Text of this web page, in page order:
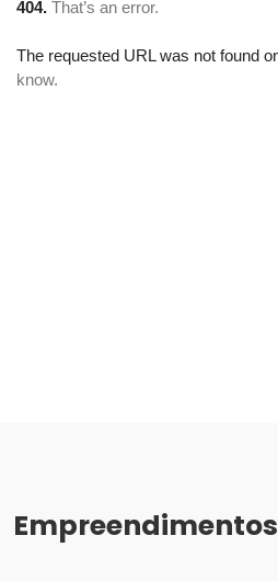
Empreendimentos